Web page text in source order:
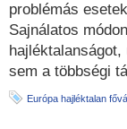
problémás
Sajnálatos
sem a többségi
Európa hajléktalan